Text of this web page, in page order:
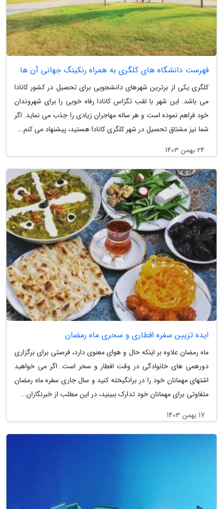
فهرست دانشگاه های کلگری به همراه رنکینگ جهانی آن ها
کلگری یکی از برترین شهرهای دانشجویی برای تحصیل در کشور کانادا
می باشد. این شهر با لقب تگزاس کانادا رفاه خوبی را برای شهروندان
خود فراهم نموده است و هر ساله مهاجران زیادی را جذب می نماید. اگر
شما نیز مشتاق تحصیل در شهر کلگری کانادا هستید، پیشنهاد می کنم...
24 بهمن 1403
ایده تزیین سفره افطاری و سحری ماه رمضان
ماه رمضان علاوه بر اینکه حال و هوای معنوی دارد، فرصتی برای برگزاری
دورهمی های خانوادگی در وقت افطار و سحر است. اگر می خواهید
اشتهای مهمانان خود را در برانگیخته کنید و سال جاری سفره ماه رمضان
متفاوتی برای مهمانان خود تدارک ببینید، در این مطلب از خبرنگاران...
17 بهمن 1403